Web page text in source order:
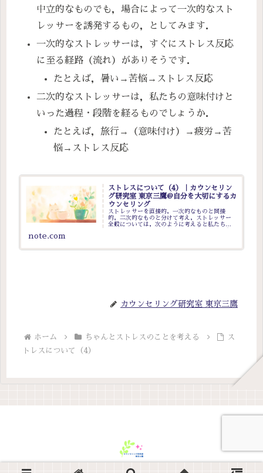
中立的なものでも，場合によって一次的なスト
レッサーを誘発するもの，としてみます．
一次的なストレッサーは，すぐにストレス反応
に至る経路（流れ）がありそうです．
たとえば，暑い→苦悩→ストレス反応
二次的なストレッサーは，私たちの意味付けと
いった過程・段階を経るものでしょうか．
たとえば，旅行→（意味付け）→疲労→苦
悩→ストレス反応
ストレスについて（4）｜カウンセリン
グ研究室 東京三鷹@自分を大切にするカ
ウンセリング
ストレッサーを直接的，一次的なものと間接
的，二次的なものと分けて考え，ストレッサー
全般については，次のように考えると私たちの
note.com
カウンセリング研究室 東京三鷹
ホーム ちゃんとストレスのことを考える
ス
トレスについて（4）